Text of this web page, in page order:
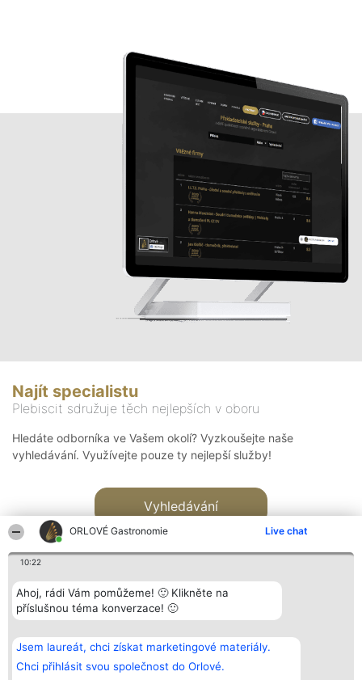
ORLOVÉ Gastronomie Live chat
10:22
Ahoj, rádi Vám pomůžeme! 🙂 Klikněte na
příslušnou téma konverzace! 🙂
Jsem laureát, chci získat marketingové materiály.
Chci přihlásit svou společnost do Orlové.
Najít specialistu
Plebiscit sdružuje těch nejlepších v oboru
Hledáte odborníka ve Vašem okolí? Vyzkoušejte naše
vyhledávání. Využívejte pouze ty nejlepší služby!
Vyhledávání
Bright Side Solutions sp. z o.
o. sp. k.
ul. Ruska 22
Wrocław 50-079
Vítězové
Seznam všech
laureátů
Zásady
Kontakt